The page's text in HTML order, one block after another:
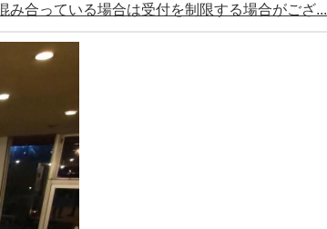
合っている場合は受付を制限する場合がござ...